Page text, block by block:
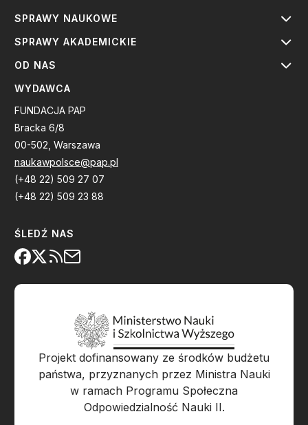
SPRAWY NAUKOWE
SPRAWY AKADEMICKIE
OD NAS
WYDAWCA
FUNDACJA PAP
Bracka 6/8
00-502, Warszawa
naukawpolsce@pap.pl
(+48 22) 509 27 07
(+48 22) 509 23 88
ŚLEDŹ NAS
Projekt dofinansowany ze środków budżetu
państwa, przyznanych przez Ministra Nauki
w ramach Programu Społeczna
Odpowiedzialność Nauki II.